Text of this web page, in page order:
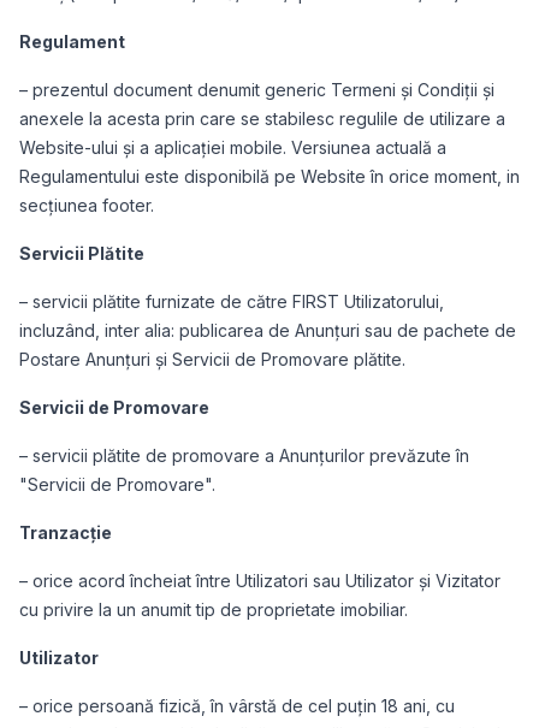
Regulament
– prezentul document denumit generic Termeni și Condiții și
anexele la acesta prin care se stabilesc regulile de utilizare a
Website-ului și a aplicației mobile. Versiunea actuală a
Regulamentului este disponibilă pe Website în orice moment, in
secțiunea footer.
Servicii Plătite
– servicii plătite furnizate de către FIRST Utilizatorului,
incluzând, inter alia: publicarea de Anunțuri sau de pachete de
Postare Anunțuri și Servicii de Promovare plătite.
Servicii de Promovare
– servicii plătite de promovare a Anunțurilor prevăzute în
"Servicii de Promovare".
Tranzacție
– orice acord încheiat între Utilizatori sau Utilizator și Vizitator
cu privire la un anumit tip de proprietate imobiliar.
Utilizator
– orice persoană fizică, în vârstă de cel puțin 18 ani, cu